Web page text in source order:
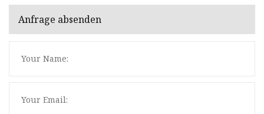
Anfrage absenden